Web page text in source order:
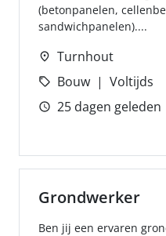
(betonpanelen,
sandwichpanelen)....
Turnhout
Bouw
Voltijds
25 dagen geleden
Grondwerker
Ben jij een ervaren